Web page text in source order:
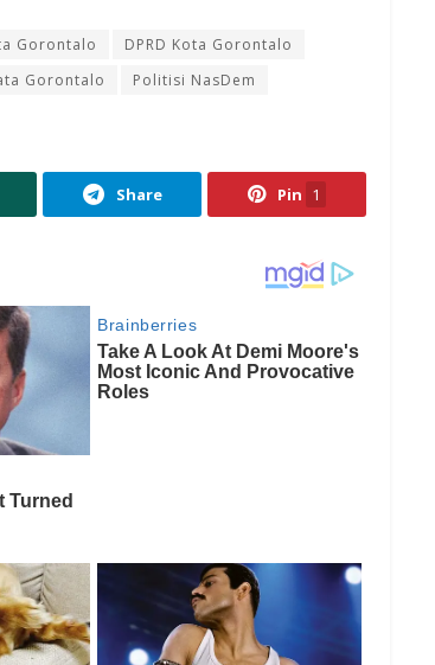
Gorontalo
DPRD Kota Gorontalo
Gorontalo
Politisi NasDem
Share Pin 1